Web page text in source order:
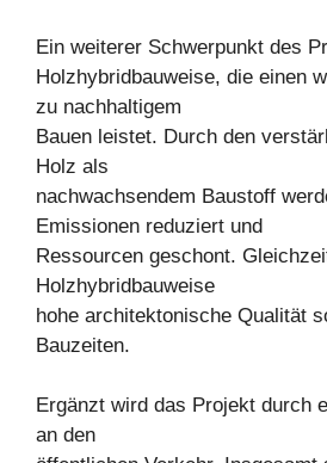
Ein weiterer Schwerpunkt des
Holzhybridbauweise, die einen
zu nachhaltigem
Bauen leistet. Durch den
Holz als
nachwachsendem Baustoff
Emissionen reduziert und
Ressourcen geschont.
Holzhybridbauweise
hohe architektonische Qualität
Bauzeiten.
Ergänzt wird das Projekt durch
an den